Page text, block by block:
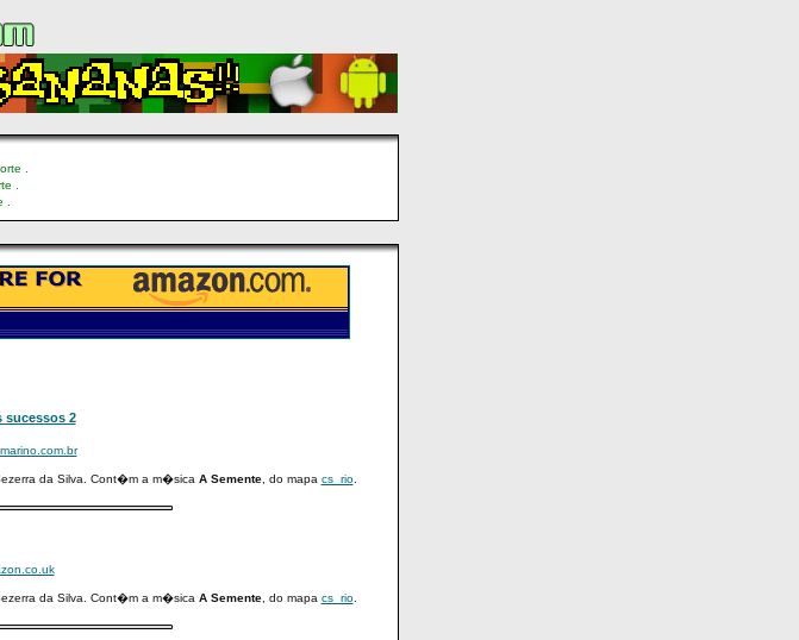
sucessos 2
da Silva. Cont�m a m�sica A Semente, do mapa cs_rio.
da Silva. Cont�m a m�sica A Semente, do mapa cs_rio.